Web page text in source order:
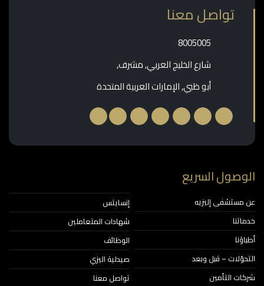
تواصل معنا
‎8005005‎
شارع الخليج العربي, مشرف,
أبو ظبي, الإمارات العربية المتحدة
الوصول السريع
عن مستشفى إليزيه
خدماتنا
أطباؤنا
التحوّلات – قبل وبعد
شركات التأمين
إنسايتس
شهادات المتعاملين
الوظائف
صيدلية اليزي
تواصل معنا